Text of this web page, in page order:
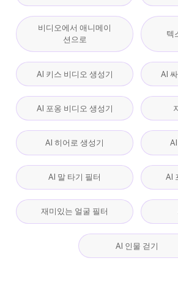
비디오에서 애니메이
션으로
텍
AI 키스 비디오 생성기 AI
AI 포옹 비디오 생성기
AI 히어로 생성기
AI 말 타기 필터 AI
재미있는 얼굴 필터
AI 인물 걷기